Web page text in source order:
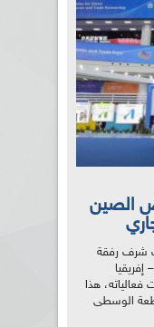
الصين
شرف رفقة
فعالياته، هذا
الوسطى